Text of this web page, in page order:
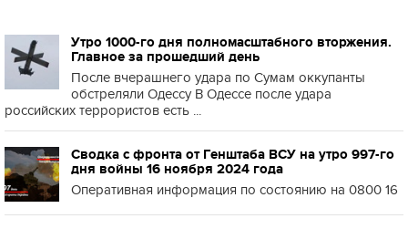
Утро 1000-го дня полномасштабного вторжения.
Главное за прошедший день
После вчерашнего удара по Сумам оккупанты
обстреляли Одессу В Одессе после удара
российских террористов есть ...
Сводка с фронта от Генштаба ВСУ на утро 997-го
дня войны 16 ноября 2024 года
Оперативная информация по состоянию на 0800 16